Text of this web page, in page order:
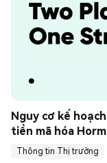
Nguy cơ kế
tiền mã hóa
Thông tin Thị trường